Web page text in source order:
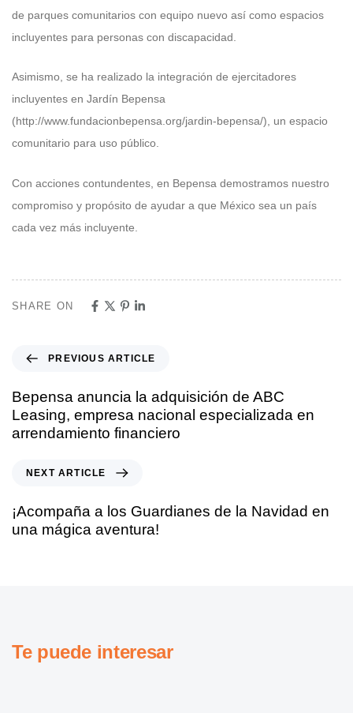
de parques comunitarios con equipo nuevo así como espacios
incluyentes para personas con discapacidad.
Asimismo, se ha realizado la integración de ejercitadores
incluyentes en Jardín Bepensa
(http://www.fundacionbepensa.org/jardin-bepensa/), un espacio
comunitario para uso público.
Con acciones contundentes, en Bepensa demostramos nuestro
compromiso y propósito de ayudar a que México sea un país
cada vez más incluyente.
SHARE ON
PREVIOUS ARTICLE
Bepensa anuncia la adquisición de ABC
Leasing, empresa nacional especializada en
arrendamiento financiero
NEXT ARTICLE
¡Acompaña a los Guardianes de la Navidad en
una mágica aventura!
Te puede interesar